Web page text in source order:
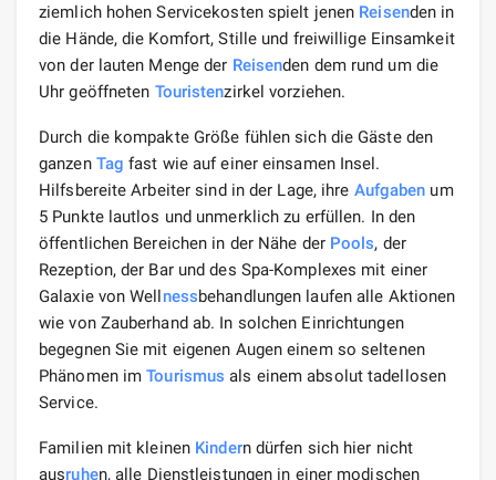
ziemlich hohen Servicekosten spielt jenen Reisenden in
die Hände, die Komfort, Stille und freiwillige Einsamkeit
von der lauten Menge der Reisenden dem rund um die
Uhr geöffneten Touristenzirkel vorziehen.
Durch die kompakte Größe fühlen sich die Gäste den
ganzen Tag fast wie auf einer einsamen Insel.
Hilfsbereite Arbeiter sind in der Lage, ihre Aufgaben um
5 Punkte lautlos und unmerklich zu erfüllen. In den
öffentlichen Bereichen in der Nähe der Pools, der
Rezeption, der Bar und des Spa-Komplexes mit einer
Galaxie von Wellnessbehandlungen laufen alle Aktionen
wie von Zauberhand ab. In solchen Einrichtungen
begegnen Sie mit eigenen Augen einem so seltenen
Phänomen imTourismus als einem absolut tadellosen
Service.
Familien mit kleinen Kindern dürfen sich hier nicht
ausruhen, alle Dienstleistungen in einer modischen